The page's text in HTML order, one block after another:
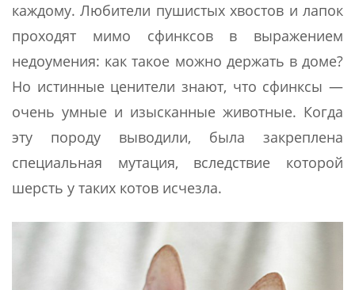
каждому. Любители пушистых хвостов и лапок
проходят мимо сфинксов в выражением
недоумения: как такое можно держать в доме?
Но истинные ценители знают, что сфинксы —
очень умные и изысканные животные. Когда
эту породу выводили, была закреплена
специальная мутация, вследствие которой
шерсть у таких котов исчезла.